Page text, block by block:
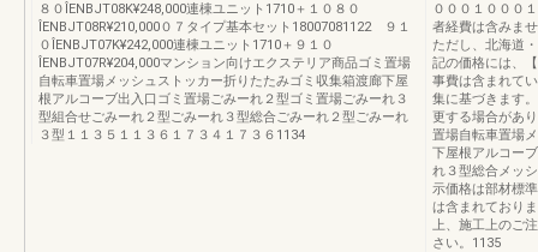
８０ÎENBJT08K¥248,000連棟ユニット1710＋１０８０
ÎENBJT08R¥210,000０７タイプ基本セット18007081122 ９１
０ÎENBJT07K¥242,000連棟ユニット1710＋９１０
ÎENBJT07R¥204,000マンション向けエクステリア商品ゴミ置場
自転車置場メッシュストッカー折りたたみゴミ収集箱渡廊下屋
根アルコーブ出入口ゴミ置場ごみーれ２型ゴミ置場ごみーれ３
型組合せごみーれ２型ごみーれ３型総合ごみーれ２型ごみーれ
３型１１３５１１３６１７３４１７３６1134
０００１０００
者経費は含みま
ただし、北海道
記の価格には、
事費は含まれて
集に基づきます
更する場合があ
置場自転車置場
下屋根アルコー
れ３型総合メッ
示価格は部材標
は含まれており
上、施工上のご
さい。1135